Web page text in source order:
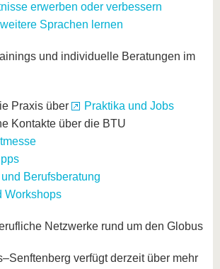
erwerben oder verbessern
Sprachen lernen
und individuelle Beratungen im
Praxis über
Praktika und Jobs
Kontakte über die BTU
Berufsberatung
Workshops
Netzwerke rund um den Globus
verfügt derzeit über mehr